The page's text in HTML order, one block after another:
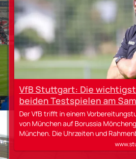
VfB Stuttgart: Die
beiden Testspielen am
Der VfB trifft in einem
von München auf Borussia
München. Die Uhrzeiten und